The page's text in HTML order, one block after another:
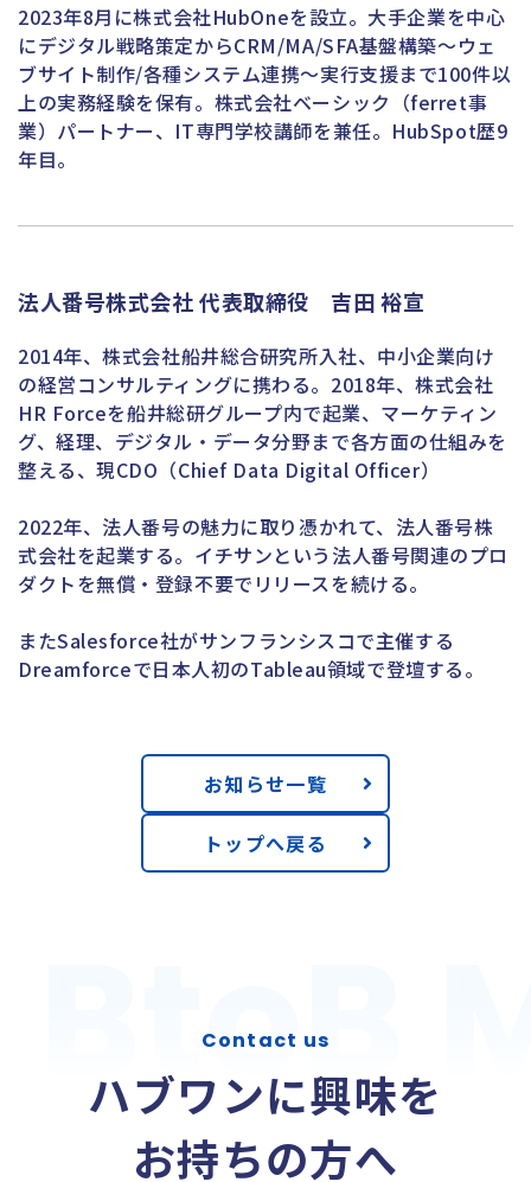
2023年8月に株式会社HubOneを設立。大手企業を中心
にデジタル戦略策定からCRM/MA/SFA基盤構築〜ウェ
ブサイト制作/各種システム連携〜実行支援まで100件以
上の実務経験を保有。株式会社ベーシック（ferret事
業）パートナー、IT専門学校講師を兼任。HubSpot歴9
年目。
法人番号株式会社 代表取締役 吉田 裕宣
2014年、株式会社船井総合研究所入社、中小企業向け
の経営コンサルティングに携わる。2018年、株式会社
HR Forceを船井総研グループ内で起業、マーケティン
グ、経理、デジタル・データ分野まで各方面の仕組みを
整える、現CDO（Chief Data Digital Officer）
2022年、法人番号の魅力に取り憑かれて、法人番号株
式会社を起業する。イチサンという法人番号関連のプロ
ダクトを無償・登録不要でリリースを続ける。
またSalesforce社がサンフランシスコで主催する
Dreamforceで日本人初のTableau領域で登壇する。
お知らせ一覧
トップへ戻る
BtoB
BtoB
Contact us
ハブワンに興味を
お持ちの方へ